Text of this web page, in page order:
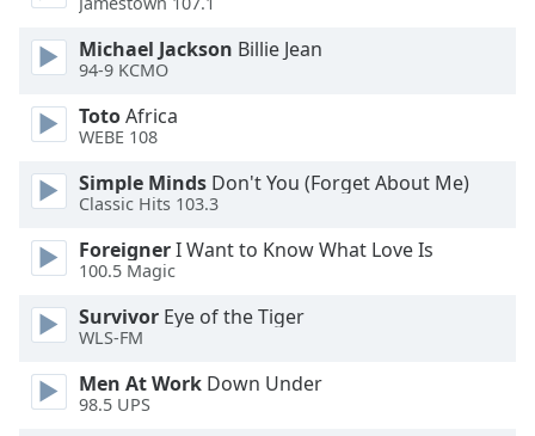
window.
cancel
close
window.
Color
Opacity
Michael Jackson Billie Jean
94-9 KCMO
TotoAfrica
WEBE 108
Simple Minds Don't You (Forget About Me)
Classic Hits 103.3
ForeignerI Want to Know What Love Is
100.5 Magic
Survivor Eye of the Tiger
WLS-FM
Men At Work Down Under
98.5 UPS